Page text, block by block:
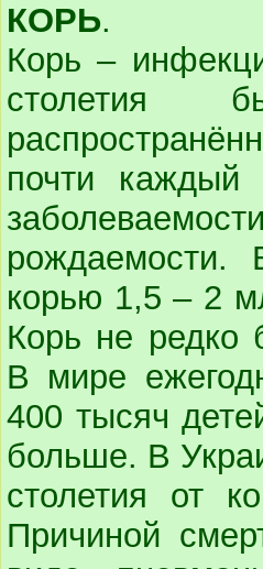
КОРЬ.
Корь –
столетия
почти каждый
рождаемости.
корью 1,5 – 2
Корь не редко
В мире
400 тысяч
больше. В
столетия от
Причиной